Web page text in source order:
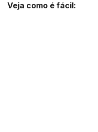
Veja como é fácil: